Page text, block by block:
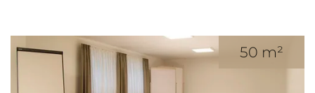
50 m²